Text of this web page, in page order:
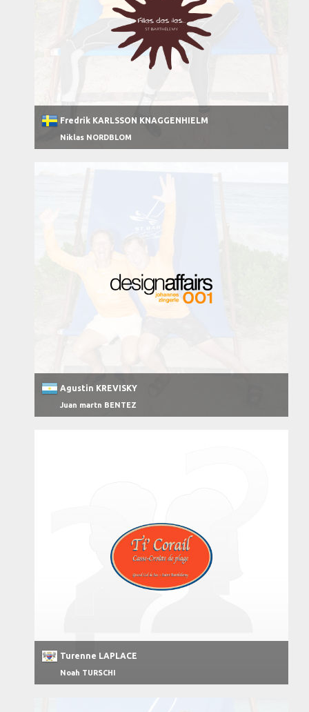
Fredrik KARLSSON KNAGGENHIELM
Niklas NORDBLOM
Agustin KREVISKY
Juan martn BENTEZ
Turenne LAPLACE
Noah TURSCHI